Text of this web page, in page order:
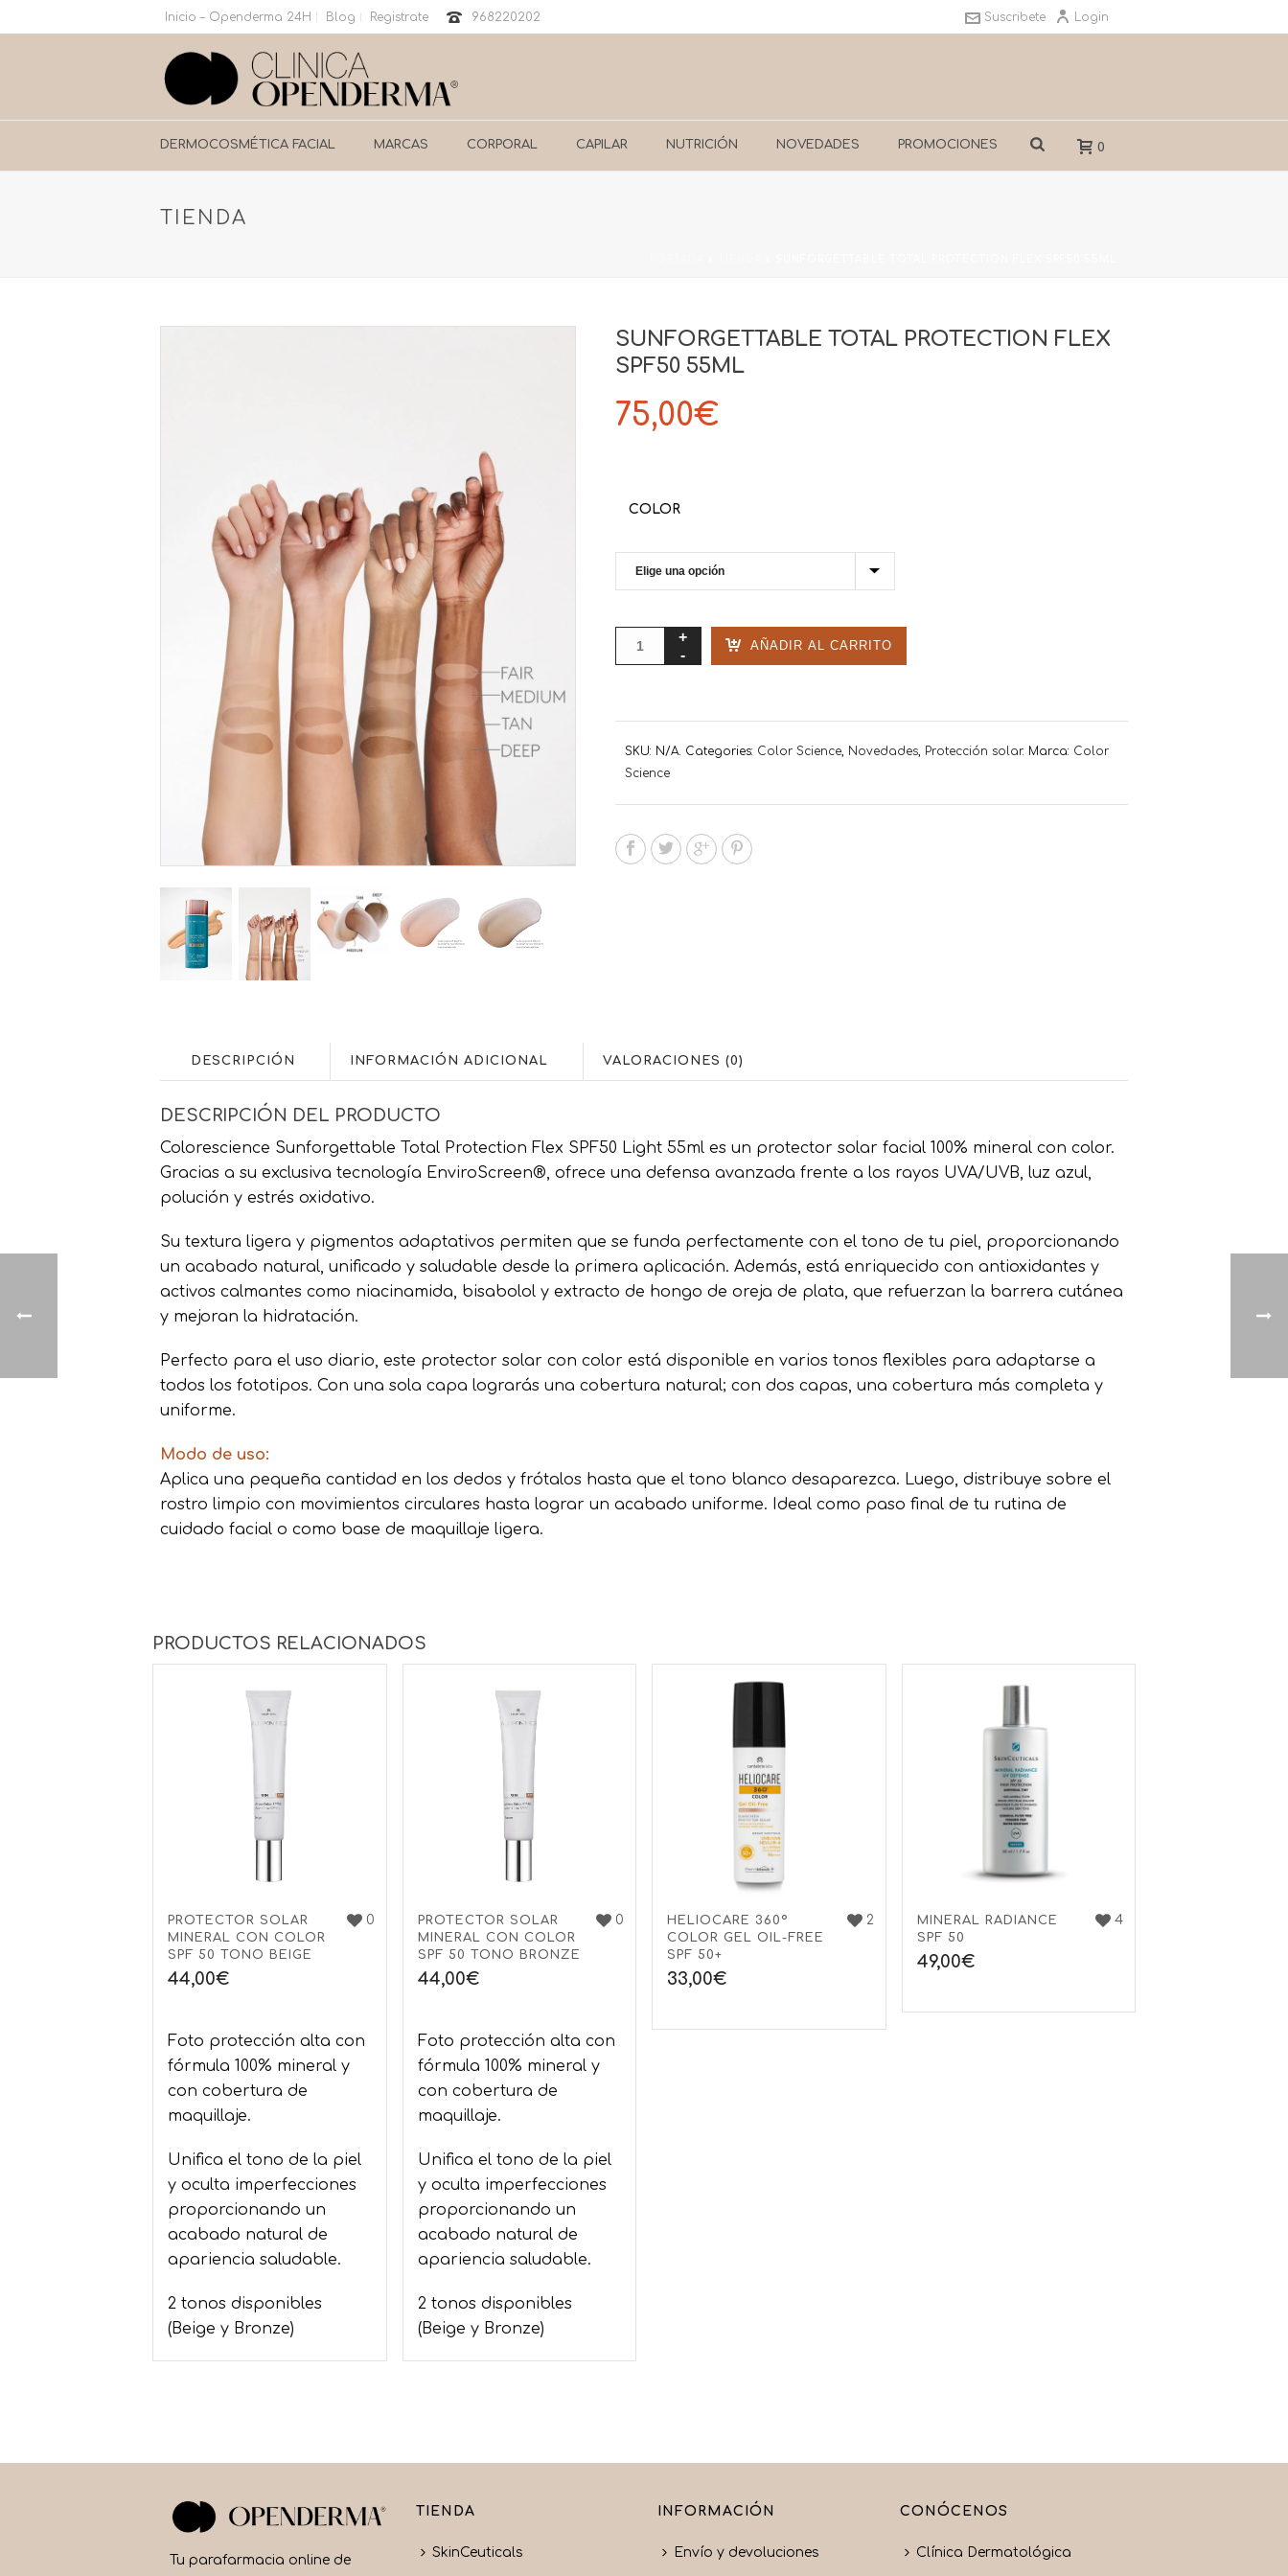
Inicio – Openderma 24H Blog Registrate 968220202 Login
Suscribete
DERMOCOSMÉTICA FACIAL MARCAS CORPORAL CAPILAR NUTRICIÓN NOVEDADES PROMOCIONES 0
TIENDA
SUNFORGETTABLE TOTAL PROTECTION FLEX
SPF50 55ML
75,00€
COLOR
AÑADIR AL CARRITO
SKU: N/A. Categories: Color Science, Novedades, Protección solar. Marca: Color
Science
DESCRIPCIÓN INFORMACIÓN ADICIONAL VALORACIONES (0)
DESCRIPCIÓN DEL PRODUCTO
Colorescience Sunforgettable Total Protection Flex SPF50 Light 55ml es un protector solar facial 100% mineral con color.
Gracias a su exclusiva tecnología EnviroScreen®, ofrece una defensa avanzada frente a los rayos UVA/UVB, luz azul,
polución y estrés oxidativo.
Su textura ligera y pigmentos adaptativos permiten que se funda perfectamente con el tono de tu piel, proporcionando
un acabado natural, unificado y saludable desde la primera aplicación. Además, está enriquecido con antioxidantes y
activos calmantes como niacinamida, bisabolol y extracto de hongo de oreja de plata, que refuerzan la barrera cutánea
y mejoran la hidratación.
Perfecto para el uso diario, este protector solar con color está disponible en varios tonos flexibles para adaptarse a
todos los fototipos. Con una sola capa lograrás una cobertura natural; con dos capas, una cobertura más completa y
uniforme.
Modo de uso:
Aplica una pequeña cantidad en los dedos y frótalos hasta que el tono blanco desaparezca. Luego, distribuye sobre el
rostro limpio con movimientos circulares hasta lograr un acabado uniforme. Ideal como paso final de tu rutina de
cuidado facial o como base de maquillaje ligera.
PRODUCTOS RELACIONADOS
0
PROTECTOR SOLAR
MINERAL CON COLOR
SPF 50 TONO BEIGE
44,00€
Foto protección alta con
fórmula 100% mineral y
con cobertura de
maquillaje.
Unifica el tono de la piel
y oculta imperfecciones
proporcionando un
acabado natural de
apariencia saludable.
2 tonos disponibles
(Beige y Bronze)
0
PROTECTOR SOLAR
MINERAL CON COLOR
SPF 50 TONO BRONZE
44,00€
Foto protección alta con
fórmula 100% mineral y
con cobertura de
maquillaje.
Unifica el tono de la piel
y oculta imperfecciones
proporcionando un
acabado natural de
apariencia saludable.
2 tonos disponibles
(Beige y Bronze)
2
HELIOCARE 360º
COLOR GEL OIL-FREE
SPF 50+
33,00€
4
MINERAL RADIANCE
SPF 50
49,00€
Tu parafarmacia online de
TIENDA
SkinCeuticals
INFORMACIÓN
Envío y devoluciones
CONÓCENOS
Clínica Dermatológica